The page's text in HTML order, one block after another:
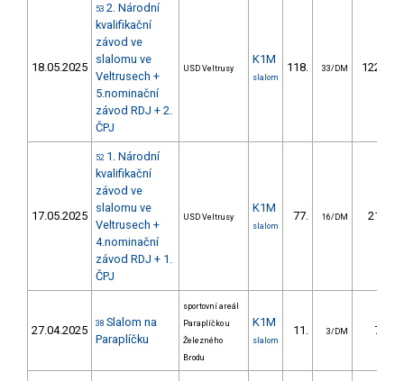
18.05.2025
53 2. Národní
kvalifikační
závod ve
slalomu ve
Veltrusech +
5.nominační
závod RDJ + 2.
ČPJ
USD Veltrusy
K1M
slalom
118. 33/DM 122.91
17.05.2025
52 1. Národní
kvalifikační
závod ve
slalomu ve
Veltrusech +
4.nominační
závod RDJ + 1.
ČPJ
USD Veltrusy
K1M
slalom
77. 16/DM 21.45
27.04.2025 38 Slalom na
Paraplíčku
sportovní areál
Paraplíčko u
Železného
Brodu
K1M
slalom
11. 3/DM 7.10